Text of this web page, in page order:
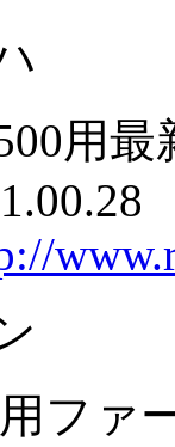
用
ファ